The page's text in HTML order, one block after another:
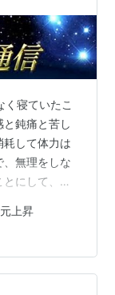
寝ていたこ
鈍痛と苦し
耗して体力は
無理をしな
にして、咳
自然治癒力
が、心臓と
元凶は、M霊
い何かを感じ
上昇